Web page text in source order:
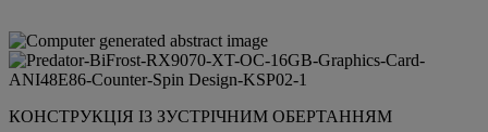
КОНСТРУКЦІЯ ІЗ ЗУСТРІЧНИМ ОБЕРТАННЯМ